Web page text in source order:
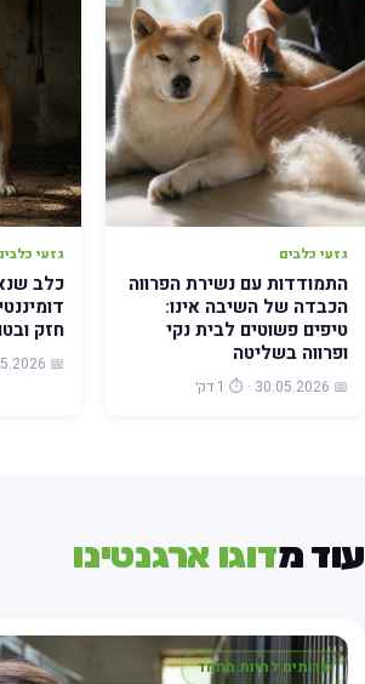
גזעי כלבים
התמודדות עם נשירת הפרווה
הכבדה של השיבה אינו:
טיפים פשוטים לבית נקי
ופרווה בשליטה
📅 30.05.2026 · ⏱️ 1 דק׳
גזעי כלבים
כלב
חזק
📅 19.05.2026 · ⏱️ 1 דק׳
מדוגו ארגנטינו
שרותים לחיות מחמד